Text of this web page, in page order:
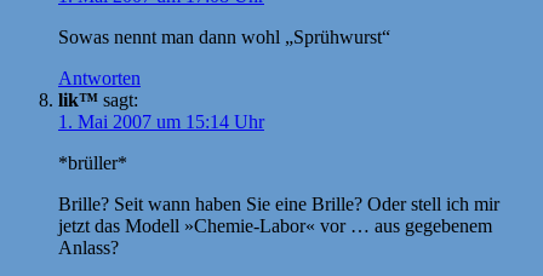
Sowas nennt man dann wohl „Sprühwurst“
Antworten
lik™ sagt:
1. Mai 2007 um 15:14 Uhr
*brüller*
Brille? Seit wann haben Sie eine Brille? Oder stell ich mir
jetzt das Modell »Chemie-Labor« vor … aus gegebenem
Anlass?